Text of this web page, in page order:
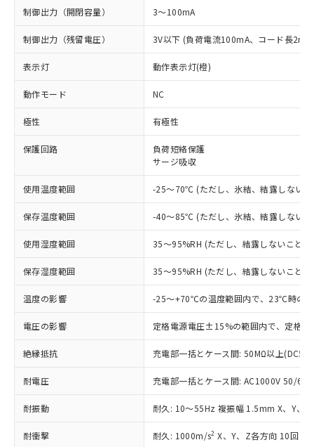
制御出力（開閉容量） 3～100mA
制御出力（残留電圧） 3V以下 (負荷電流100mA、コード長2m
表示灯 動作表示灯(橙)
動作モード NC
極性 有極性
保護回路
負荷短絡保護
サージ吸収
使用温度範囲 -25～70℃ (ただし、氷結、結露しない
保存温度範囲 -40～85℃ (ただし、氷結、結露しない
使用湿度範囲 35～95%RH (ただし、結露しないこと)
保存湿度範囲 35～95%RH (ただし、結露しないこと)
温度の影響 -25～+70℃の温度範囲内で、23℃時の
電圧の影響 定格電源電圧±15%の範囲内で、定格
絶縁抵抗 充電部一括とケース間: 50MΩ以上
耐電圧 充電部一括とケース間: AC1000V 50/
耐振動 耐久: 10～55Hz 複振幅 1.5mm X、Y、Z
耐衝撃 耐久: 1000m/s2 X、Y、Z各方向 10回
ご利用条件
以下の条件をお読みいただき、同意のうえ
本サービスは、当社制御機器事業取扱
商品の当社在庫状況および標準価格
(税抜)を提供させていただくもので
当社制御機器事業取扱商品の中には、
ことをご了承ください。
在庫状況および標準価格照会結果は、
記載している更新日時点での社内デー
※1 対応状況
対応済み：EU RoHS指令（10物質）の
非含有に対応した製品が提供可能な商品で
対応予定：EU RoHS指令（10物質）の非含
商品です。
対応予定なし：EU RoHS指令（10物質）の
非含有に非対応の商品で、対応品を出す予
定はありません。
調査・確認中：EU RoHS指令（10物質）の
非含有の対応状況を調査中または確認中の
非該当品：ライセンス料など無形物で、有
害物質有無と関係のない商品です。
仕入先様の事情により、非含有部品として
いたものが、含有品と判明した場合などや
むを得ず変更することがあります。
*EU RoHS指令（10物質）：
※1 中国RoHS○×表
「○」：最大均質材料含有率が中国RoHSの
基準値以下であることを示します。
「×」：最大均質材料含有率が中国RoHSの
基準値を超えていることを示します。
「－」：未確認です。当社販売部門へお問
い合わせください。
為替および外国貿易法に定める商品
（以下｢規制貨物等」という）を輸出